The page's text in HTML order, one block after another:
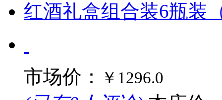
红酒礼盒组合装6瓶装
市场价： ￥1296.0